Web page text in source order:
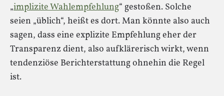
„implizite Wahlempfehlung“ gestoßen. Solche
seien „üblich“, heißt es dort. Man könnte also auch
sagen, dass eine explizite Empfehlung eher der
Transparenz dient, also aufklärerisch wirkt, wenn
tendenziöse Berichterstattung ohnehin die Regel
ist.